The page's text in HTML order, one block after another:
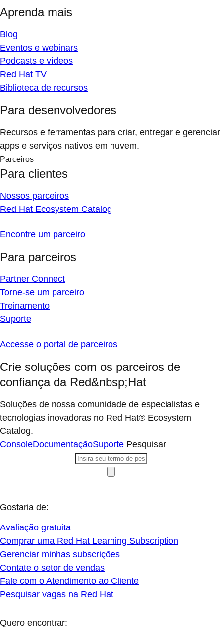
Aprenda mais
Blog
Eventos e webinars
Podcasts e vídeos
Red Hat TV
Biblioteca de recursos
Para desenvolvedores
Recursos e ferramentas para criar, entregar e gerenciar
apps e serviços nativos em nuvem.
Parceiros
Para clientes
Nossos parceiros
Red Hat Ecosystem Catalog
Encontre um parceiro
Para parceiros
Partner Connect
Torne-se um parceiro
Treinamento
Suporte
Accesse o portal de parceiros
Crie soluções com os parceiros de
confiança da Red&nbsp;Hat
Soluções de nossa comunidade de especialistas e
tecnologias inovadoras no Red Hat® Ecosystem
Catalog.
ConsoleDocumentaçãoSuporte Pesquisar
Gostaria de:
Avaliação gratuita
Comprar uma Red Hat Learning Subscription
Gerenciar minhas subscrições
Contate o setor de vendas
Fale com o Atendimento ao Cliente
Pesquisar vagas na Red Hat
Quero encontrar: